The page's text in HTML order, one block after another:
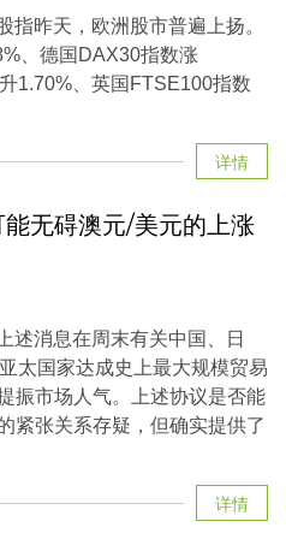
指昨天，欧洲股市普遍上扬。
、德国DAX30指数涨
1.70%、英国FTSE100指数
详情
无碍澳元/美元的上涨
述消息在周末有关中国、日
太国家达成史上最大规模贸易
振市场人气。上述协议是否能
紧张关系存疑，但确实提供了
详情